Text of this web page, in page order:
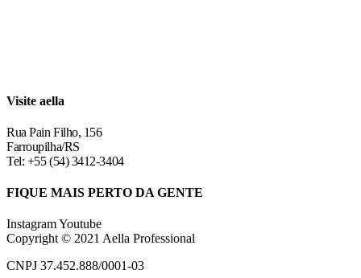
Visite aella
Rua Pain Filho, 156
Farroupilha/RS
Tel: +55 (54) 3412-3404
FIQUE MAIS PERTO DA GENTE
InstagramYoutube
Copyright © 2021 Aella Professional
CNPJ 37.452.888/0001-03